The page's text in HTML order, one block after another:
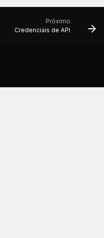
Próximo
Credenciais de API